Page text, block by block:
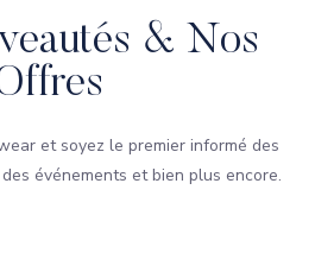
& Nos
et soyez le premier informé des
événements et bien plus encore.